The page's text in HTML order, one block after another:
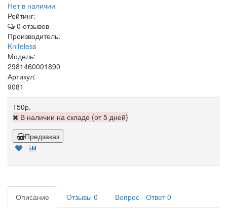
Нет в наличии
Рейтинг:
0 отзывов
Производитель:
Knifeless
Модель:
2981460001890
Артикул:
9081
150р.
В наличии на складе (от 5 дней)
Предзаказ
Описание Отзывы 0 Вопрос - Ответ0